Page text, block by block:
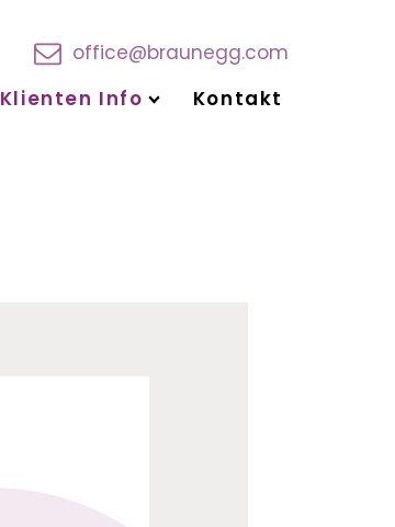
office@braunegg.com
Klienten Info Kontakt